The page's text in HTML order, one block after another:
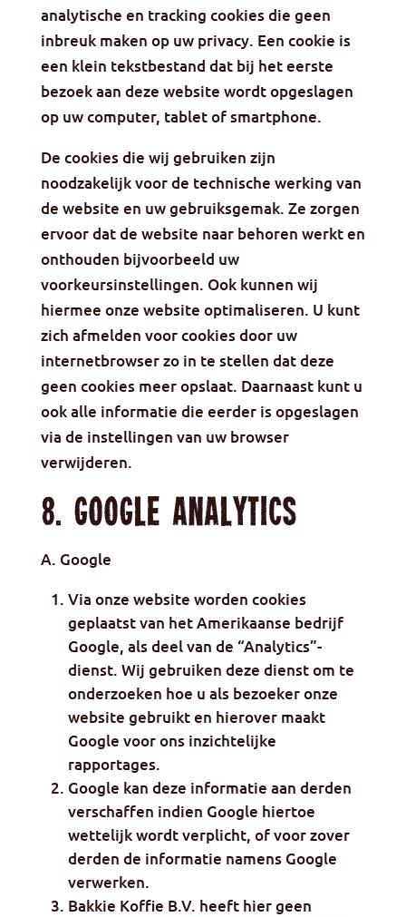
analytische en tracking cookies die geen
inbreuk maken op uw privacy. Een cookie is
een klein tekstbestand dat bij het eerste
bezoek aan deze website wordt opgeslagen
op uw computer, tablet of smartphone.
De cookies die wij gebruiken zijn
noodzakelijk voor de technische werking van
de website en uw gebruiksgemak. Ze zorgen
ervoor dat de website naar behoren werkt en
onthouden bijvoorbeeld uw
voorkeursinstellingen. Ook kunnen wij
hiermee onze website optimaliseren. U kunt
zich afmelden voor cookies door uw
internetbrowser zo in te stellen dat deze
geen cookies meer opslaat. Daarnaast kunt u
ook alle informatie die eerder is opgeslagen
via de instellingen van uw browser
verwijderen.
8. Google Analytics
A. Google
Via onze website worden cookies
geplaatst van het Amerikaanse bedrijf
Google, als deel van de “Analytics”-
dienst. Wij gebruiken deze dienst om te
onderzoeken hoe u als bezoeker onze
website gebruikt en hierover maakt
Google voor ons inzichtelijke
rapportages.
Google kan deze informatie aan derden
verschaffen indien Google hiertoe
wettelijk wordt verplicht, of voor zover
derden de informatie namens Google
verwerken.
Bakkie Koffie B.V. heeft hier geen